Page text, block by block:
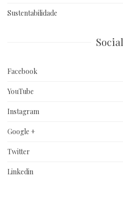
Sustentabilidade
Social
Facebook
YouTube
Instagram
Google +
Twitter
Linkedin